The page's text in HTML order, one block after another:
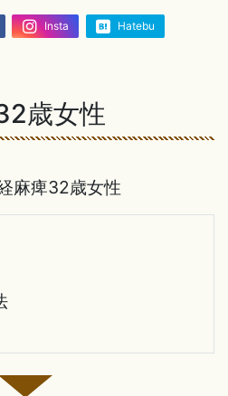
Insta Hatebu
歳女性